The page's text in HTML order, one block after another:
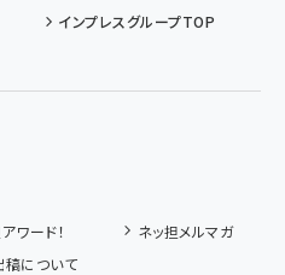
インプレスグループTOP
ワード！
ネッ担メルマガ
稿について